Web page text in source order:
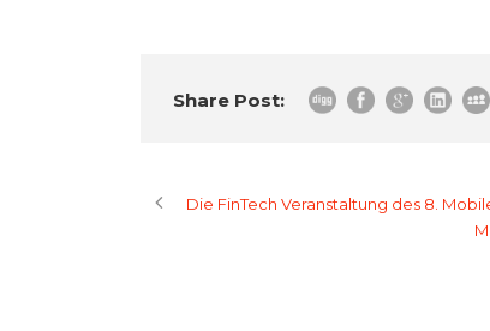
Share Post:
Die FinTech Veranstaltung des 8.